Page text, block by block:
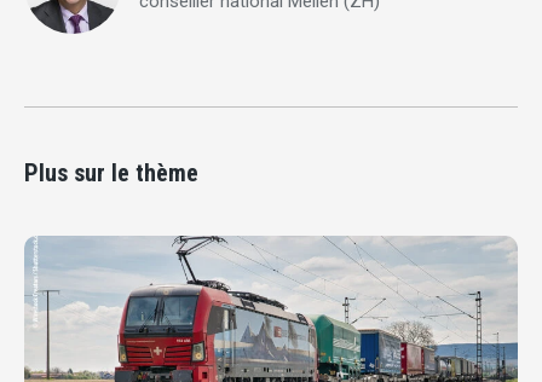
Plus sur le thème